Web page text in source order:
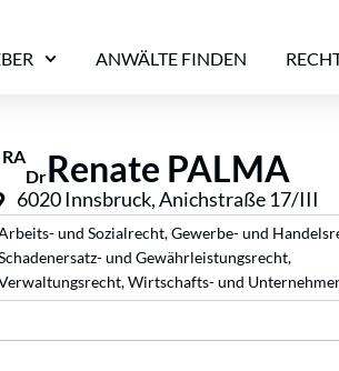
ANWÄLTE FINDEN
RA
DrRenate PALMA
6020 Innsbruck, Anichstraße 17/III
und Sozialrecht,Gewerbe- und
und Gewährleistungsrecht,
,Wirtschafts- und